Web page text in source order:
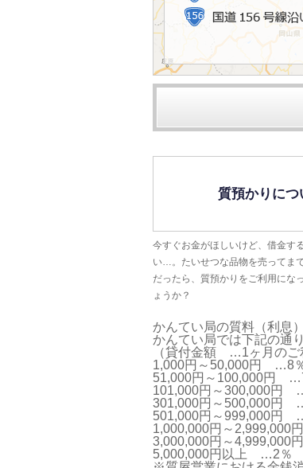
質預かりにつ
今すぐお金がほしいけど、借金す
い…。たいせつな品物を売ってま
だったら、質預かりをご利用にな
ょうか？
かんてい局の質料 （利息）
かんてい局では下記の通
（貸付金額 …1ヶ月のご
1,000円～50,000円 …8
51,000円～100,000円
101,000円～300,000円
301,000円～500,000円
501,000円～999,000円
1,000,000円～
3,000,000円～
5,000,000円以上 …2％